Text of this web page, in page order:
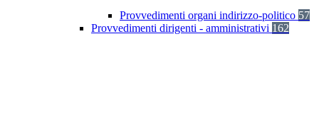
Provvedimenti organi indirizzo-politico 57
Provvedimenti dirigenti - amministrativi 162